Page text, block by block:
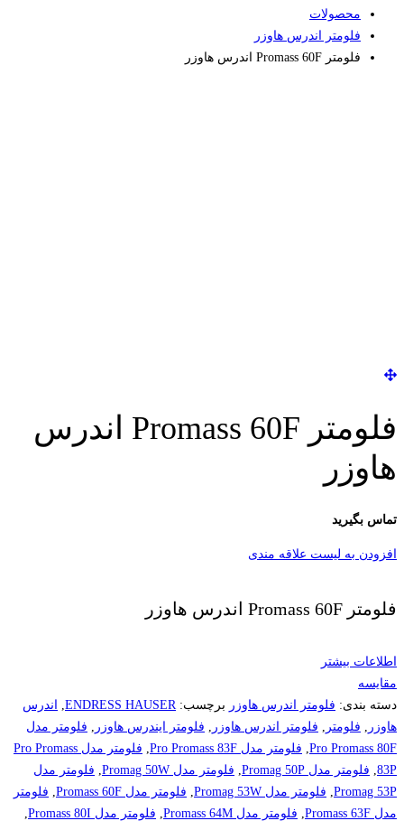
محصولات
فلومتر اندرس هاوزر
فلومتر Promass 60F اندرس هاوزر
فلومتر Promass 60F اندرس
هاوزر
تماس بگیرید
افزودن به لیست علاقه مندی
فلومتر Promass 60F اندرس هاوزر
اطلاعات بیشتر
مقایسه
دسته بندی: فلومتر اندرس هاوزر برچسب: ENDRESS HAUSER
,
اندرس
هاوزر , فلومتر , فلومتر اندرس هاوزر , فلومتر ایندرس هاوزر , فلومتر مدل
Pro Promass 80F
, فلومتر مدل Pro Promass 83F ,
فلومتر مدل Pro Promass
83P
, فلومتر مدل Promag 50P , فلومتر مدل Promag 50W , فلومتر مدل
Promag 53P
, فلومتر مدل Promag 53W , فلومتر مدل Promass 60F , فلومتر
مدل Promass 63F
, فلومتر مدل Promass 64M , فلومتر مدل Promass 80I ,